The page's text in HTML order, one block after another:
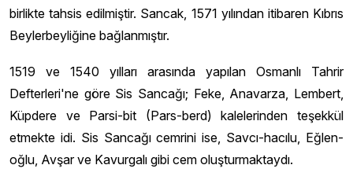
birlikte tahsis edilmiştir. Sancak, 1571 yılından itibaren Kıbrıs
Beylerbeyliğine bağlanmıştır.
1519 ve 1540 yılları arasında yapılan Osmanlı Tahrir
Defterleri'ne göre Sis Sancağı; Feke, Anavarza, Lembert,
Küpdere ve Parsi-bit (Pars-berd) kalelerinden teşekkül
etmekte idi. Sis Sancağı cemrini ise, Savcı-hacılu, Eğlen-
oğlu, Avşar ve Kavurgalı gibi cem oluşturmaktaydı.